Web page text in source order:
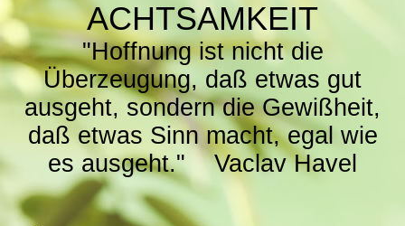
ACHTSAMKEIT
"Hoffnung ist nicht die
Überzeugung, daß etwas gut
ausgeht, sondern die Gewißheit,
daß etwas Sinn macht, egal wie
es ausgeht." Vaclav Havel